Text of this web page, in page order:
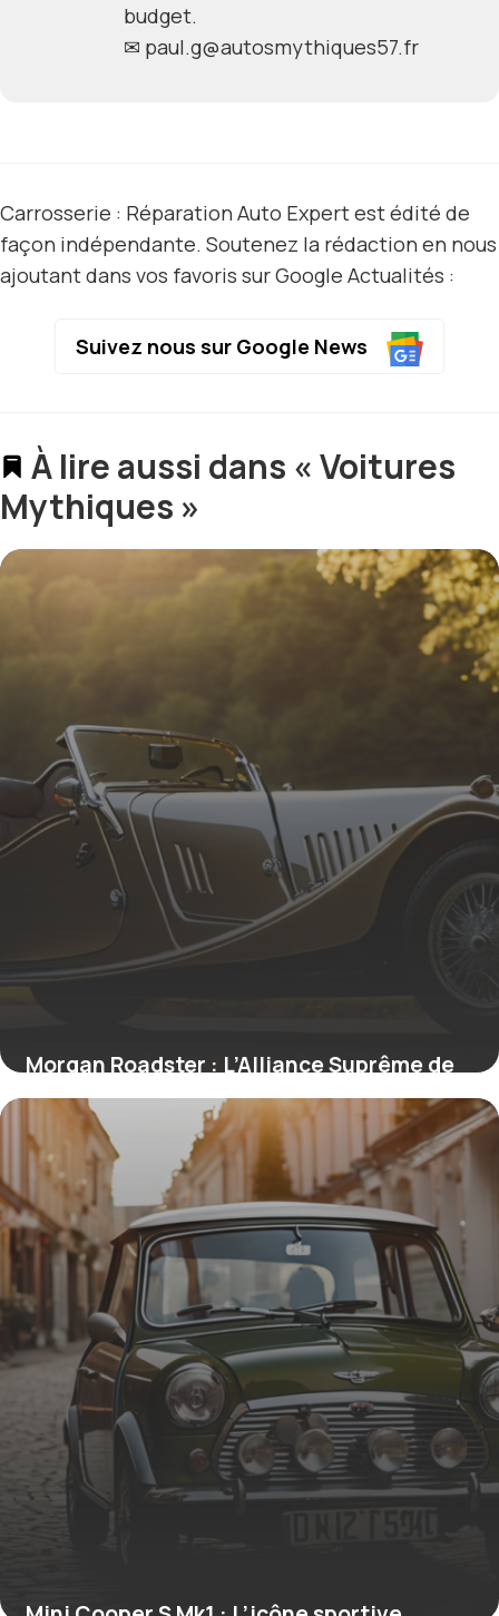
budget.
✉ paul.g@autosmythiques57.fr
Carrosserie : Réparation Auto Expert est édité de
façon indépendante. Soutenez la rédaction en nous
ajoutant dans vos favoris sur Google Actualités :
Suivez nous sur Google News
À lire aussi dans « Voitures
Mythiques »
Morgan Roadster : L’Alliance Suprême de
l’Artisanat et de la Performance
16 juin 2026